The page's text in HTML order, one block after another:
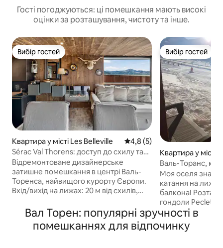
Гості погоджуються: ці помешкання мають високі
оцінки за розташування, чистоту та інше.
Вибір гостей
Вибір гостей
Квартира у місті Les Belleville Середня оцінка: 4,8 з 5,
4,8 (5)
Sérac Val Thorens: доступ до схилу та
краєвид
Відремонтоване дизайнерське
затишне помешкання в центрі Валь-
Торенса, найвищого курорту Європи.
Вхід/вихід на лижах: 20 м від схилів,
ви одягаєте лижі біля підніжжя будівлі і
повертаєтеся з лижами на ногах. На
10-му поверсі, навпроти немає будівлі:
Вибір гостей
Вибір гостей
Квартира у місті
s, Saint-Martin-
Валь-Торанс,
та 2 ванними
Моя оселя
катання на
балкона!
гондоли Peclet,
лижах до офісу
високим
Вал Торен: популярні зручності в
помешканнях для відпочинку